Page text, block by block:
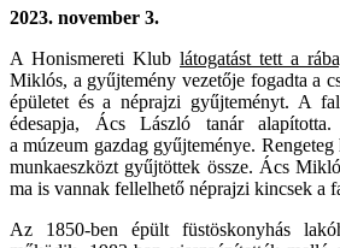
2023. november 3.
A Honismereti Klub látogatást tett a
Miklós, a gyűjtemény vezetője fogadta a
épületet és a néprajzi gyűjteményt. A
édesapja, Ács László tanár
a múzeum gazdag gyűjteménye.
munkaeszközt gyűjtöttek össze. Ács
ma is vannak fellelhető néprajzi kincsek a
Az 1850-ben épült füstöskonyhás